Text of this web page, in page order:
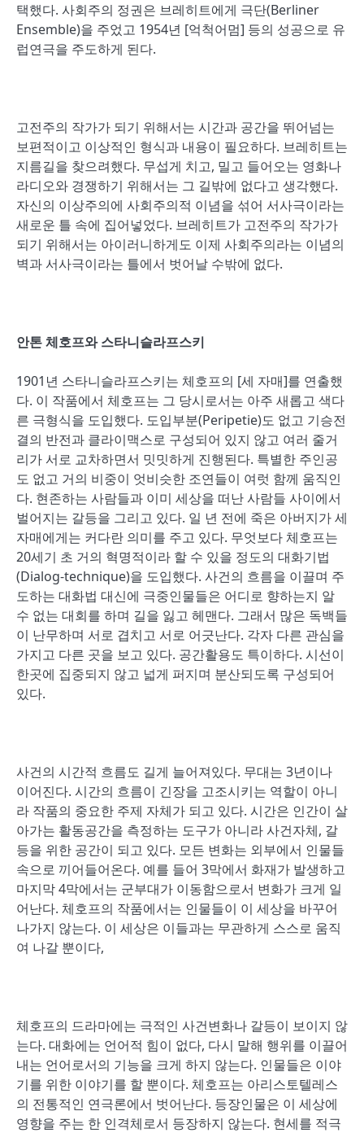
택했다. 사회주의 정권은 브레히트에게 극단(Berliner
Ensemble)을 주었고 1954년 [억척어멈] 등의 성공으로 유
럽연극을 주도하게 된다.
고전주의 작가가 되기 위해서는 시간과 공간을 뛰어넘는
보편적이고 이상적인 형식과 내용이 필요하다. 브레히트는
지름길을 찾으려했다. 무섭게 치고, 밀고 들어오는 영화나
라디오와 경쟁하기 위해서는 그 길밖에 없다고 생각했다.
자신의 이상주의에 사회주의적 이념을 섞어 서사극이라는
새로운 틀 속에 집어넣었다. 브레히트가 고전주의 작가가
되기 위해서는 아이러니하게도 이제 사회주의라는 이념의
벽과 서사극이라는 틀에서 벗어날 수밖에 없다.
안톤 체호프와 스타니슬라프스키
1901년 스타니슬라프스키는 체호프의 [세 자매]를 연출했
다. 이 작품에서 체호프는 그 당시로서는 아주 새롭고 색다
른 극형식을 도입했다. 도입부분(Peripetie)도 없고 기승전
결의 반전과 클라이맥스로 구성되어 있지 않고 여러 줄거
리가 서로 교차하면서 밋밋하게 진행된다. 특별한 주인공
도 없고 거의 비중이 엇비슷한 조연들이 여럿 함께 움직인
다. 현존하는 사람들과 이미 세상을 떠난 사람들 사이에서
벌어지는 갈등을 그리고 있다. 일 년 전에 죽은 아버지가 세
자매에게는 커다란 의미를 주고 있다. 무엇보다 체호프는
20세기 초 거의 혁명적이라 할 수 있을 정도의 대화기법
(Dialog-technique)을 도입했다. 사건의 흐름을 이끌며 주
도하는 대화법 대신에 극중인물들은 어디로 향하는지 알
수 없는 대회를 하며 길을 잃고 헤맨다. 그래서 많은 독백들
이 난무하며 서로 겹치고 서로 어긋난다. 각자 다른 관심을
가지고 다른 곳을 보고 있다. 공간활용도 특이하다. 시선이
한곳에 집중되지 않고 넓게 퍼지며 분산되도록 구성되어
있다.
사건의 시간적 흐름도 길게 늘어져있다. 무대는 3년이나
이어진다. 시간의 흐름이 긴장을 고조시키는 역할이 아니
라 작품의 중요한 주제 자체가 되고 있다. 시간은 인간이 살
아가는 활동공간을 측정하는 도구가 아니라 사건자체, 갈
등을 위한 공간이 되고 있다. 모든 변화는 외부에서 인물들
속으로 끼어들어온다. 예를 들어 3막에서 화재가 발생하고
마지막 4막에서는 군부대가 이동함으로서 변화가 크게 일
어난다. 체호프의 작품에서는 인물들이 이 세상을 바꾸어
나가지 않는다. 이 세상은 이들과는 무관하게 스스로 움직
여 나갈 뿐이다,
체호프의 드라마에는 극적인 사건변화나 갈등이 보이지 않
는다. 대화에는 언어적 힘이 없다, 다시 말해 행위를 이끌어
내는 언어로서의 기능을 크게 하지 않는다. 인물들은 이야
기를 위한 이야기를 할 뿐이다. 체호프는 아리스토텔레스
의 전통적인 연극론에서 벗어난다. 등장인물은 이 세상에
영향을 주는 한 인격체로서 등장하지 않는다. 현세를 적극